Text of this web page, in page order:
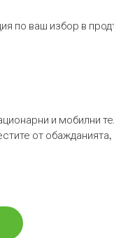
по ваш избор в
и мобилни
от